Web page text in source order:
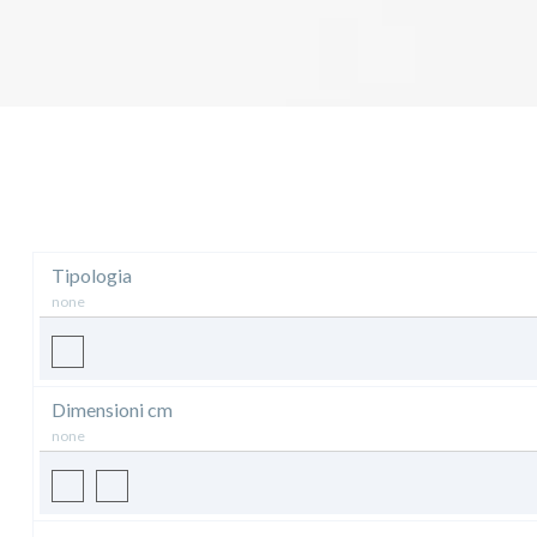
Tipologia
none
Dimensioni cm
none